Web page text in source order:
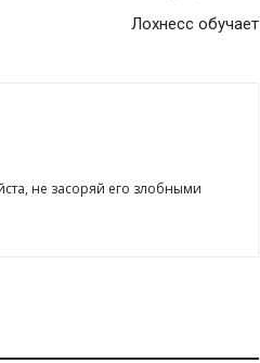
Лохнесс обучает
не засоряй его злобными